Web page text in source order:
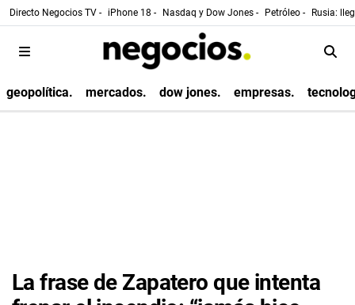
Directo Negocios TV - iPhone 18 - Nasdaq y Dow Jones - Petróleo - Rusia:
geopolítica. mercados. dow jones. empresas.
La frase de Zapatero que intenta